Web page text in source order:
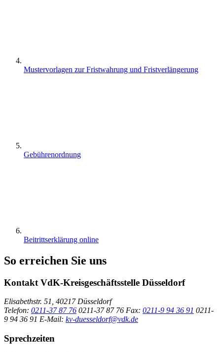
Mustervorlagen zur Fristwahrung und Fristverlängerung
Gebührenordnung
Beitrittserklärung online
So erreichen Sie uns
Kontakt VdK-Kreisgeschäftsstelle Düsseldorf
Elisabethstr. 51, 40217 Düsseldorf
Telefon: 0211-37 87 76 0211-37 87 76 Fax: 0211-9 94 36 91 0211-
9 94 36 91 E-Mail: kv-duesseldorf@vdk.de
Sprechzeiten